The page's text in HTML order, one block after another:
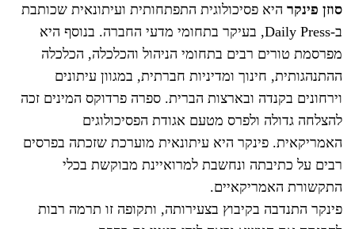
סוזן פינקר היא פסיכולוגית התפתחותית ועיתונאית שכותבת
ב-Daily Press, בעיקר בתחומי מדעי החברה. בנוסף היא
מפרסמת טורים רבים בתחומי הניהול והכלכלה, הכלכלה
ההתנהגותית, חינוך ומדיניות חברתית, במגוון עיתונים
וירחונים בקנדה ובארצות הברית. ספרה פרדוקס המינים זכה
להצלחה גדולה ולפרס מטעם אגודת הפסיכולוגים
האמריקאית. פינקר היא עיתונאית מוערכת שזכתה בפרסים
רבים על כתיבתה ונחשבת למרואיינת מבוקשת בכלי
התקשורת האמריקאיים.
פינקר התנדבה בקיבוץ בצעירותה, ותקופה זו תרמה רבות